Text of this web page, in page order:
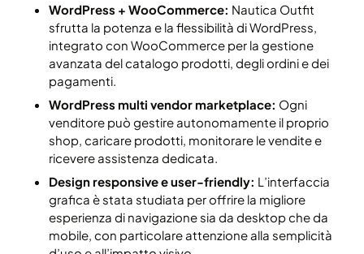
WordPress + WooCommerce: Nautica Outfit
sfrutta la potenza e la flessibilità di WordPress,
integrato con WooCommerce per la gestione
avanzata del catalogo prodotti, degli ordini e dei
pagamenti.
WordPress multi vendor marketplace: Ogni
venditore può gestire autonomamente il proprio
shop, caricare prodotti, monitorare le vendite e
ricevere assistenza dedicata.
Design responsive e user-friendly: L’interfaccia
grafica è stata studiata per offrire la migliore
esperienza di navigazione sia da desktop che da
mobile, con particolare attenzione alla semplicità